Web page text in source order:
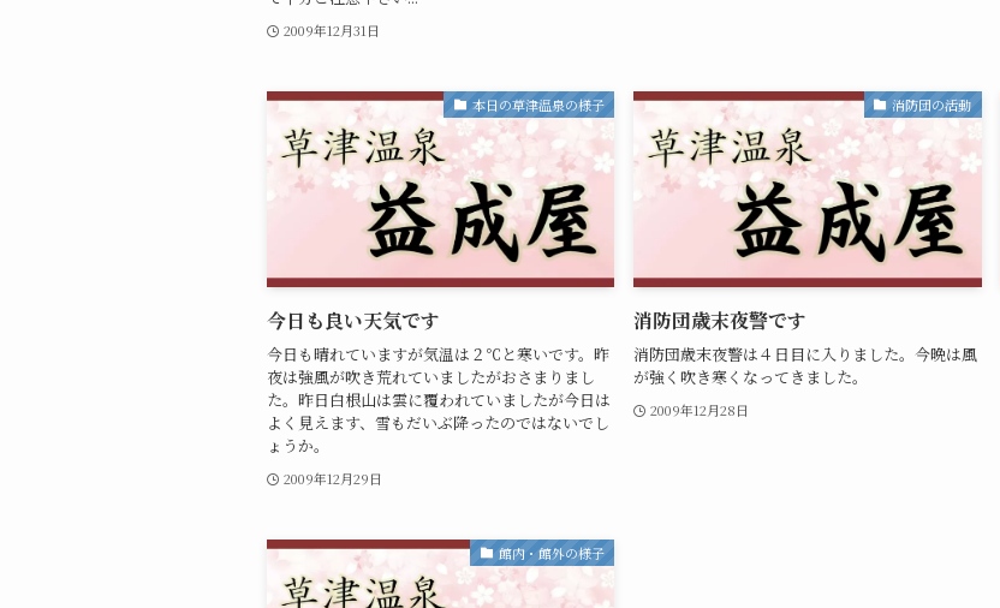
2009年12月31日
本日の草津温泉の様子
今日も良い天気です
今日も晴れていますが気温は２℃と寒いです。昨
夜は強風が吹き荒れていましたがおさまりまし
た。昨日白根山は雲に覆われていましたが今日は
よく見えます、雪もだいぶ降ったのではないでし
ょうか。
2009年12月29日
消防団の活動
消防団歳末夜警です
消防団歳末夜警は４日目に入りました。今晩は風
が強く吹き寒くなってきました。
2009年12月28日
館内・館外の様子